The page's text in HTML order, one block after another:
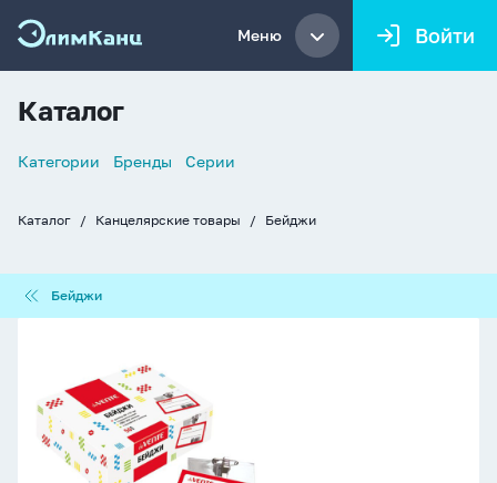
Меню Войти
Каталог
Список
Категории Бренды Серии
Каталог Канцелярские товары Бейджи
Бейджи
с
булавкой
и
клипом